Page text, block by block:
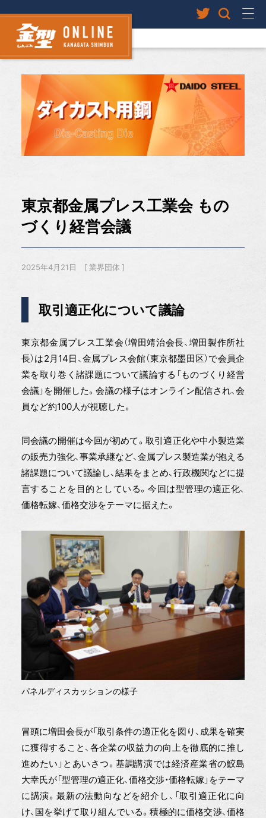
東京都金属プレス工業会 もの
づくり経営会議
2025年4月21日 業界団体
取引適正化について議論
東京都金属プレス工業会（増田靖治会長、増田製作所社
長）は2月14日、金属プレス会館（東京都墨田区）で会員企
業を取り巻く諸課題について議論する「ものづくり経営
会議」を開催した。会議の様子はオンライン配信され、会
員など約100人が視聴した。
同会議の開催は今回が初めて。取引適正化や中小製造業
の販売力強化、事業承継など、金属プレス製造業が抱える
諸課題について議論し、結果をまとめ、行政機関などに提
言することを目的としている。今回は型管理の適正化、
価格転嫁、価格交渉をテーマに据えた。
パネルディスカッションの様子
冒頭に増田会長が「取引条件の適正化を図り、成果を確実
に獲得すること、各企業の収益力の向上を徹底的に推し
進めたい」とあいさつ。基調講演では経済産業省の鮫島
大幸氏が「型管理の適正化、価格交渉・価格転嫁」をテーマ
に講演。最新の法動向などを紹介し、「取引適正化に向
け、国を挙げて取り組んでいる。積極的に価格交渉、価格